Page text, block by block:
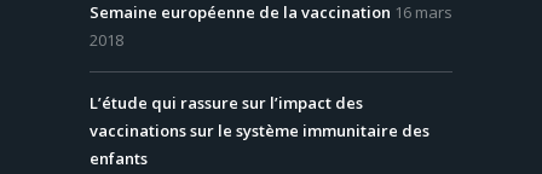
Semaine européenne de la vaccination 16 mars
2018
L’étude qui rassure sur l’impact des
vaccinations sur le système immunitaire des
enfants